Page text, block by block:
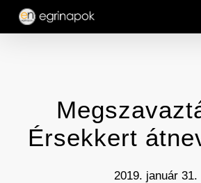
Skip
Érsekkert
2019. január 31.